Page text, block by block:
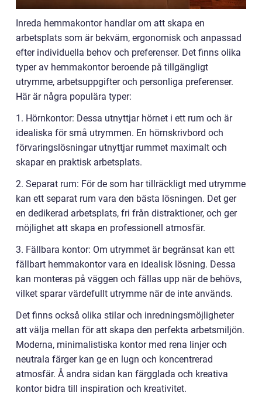
Inreda hemmakontor handlar om att skapa en
arbetsplats som är bekväm, ergonomisk och anpassad
efter individuella behov och preferenser. Det finns olika
typer av hemmakontor beroende på tillgängligt
utrymme, arbetsuppgifter och personliga preferenser.
Här är några populära typer:
1. Hörnkontor: Dessa utnyttjar hörnet i ett rum och är
idealiska för små utrymmen. En hörnskrivbord och
förvaringslösningar utnyttjar rummet maximalt och
skapar en praktisk arbetsplats.
2. Separat rum: För de som har tillräckligt med utrymme
kan ett separat rum vara den bästa lösningen. Det ger
en dedikerad arbetsplats, fri från distraktioner, och ger
möjlighet att skapa en professionell atmosfär.
3. Fällbara kontor: Om utrymmet är begränsat kan ett
fällbart hemmakontor vara en idealisk lösning. Dessa
kan monteras på väggen och fällas upp när de behövs,
vilket sparar värdefullt utrymme när de inte används.
Det finns också olika stilar och inredningsmöjligheter
att välja mellan för att skapa den perfekta arbetsmiljön.
Moderna, minimalistiska kontor med rena linjer och
neutrala färger kan ge en lugn och koncentrerad
atmosfär. Å andra sidan kan färgglada och kreativa
kontor bidra till inspiration och kreativitet.